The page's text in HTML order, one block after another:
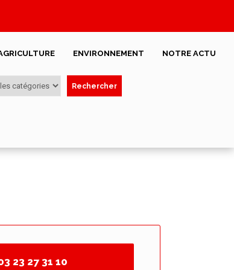
ENVIRONNEMENT NOTRE ACTU
Rechercher
23 27 31 10